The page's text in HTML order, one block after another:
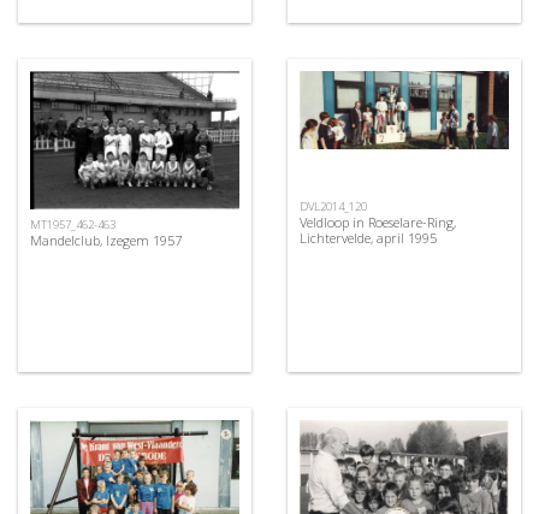
MT1957_462-463
Mandelclub, Izegem 1957
DVL2014_120
Veldloop in Roeselare-Ring,
Lichtervelde, april 1995